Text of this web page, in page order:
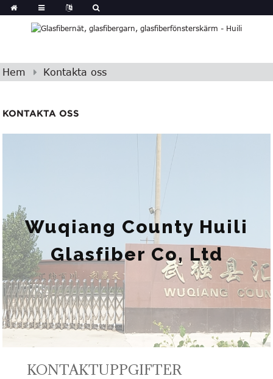
Hem Kontakta oss
KONTAKTA OSS
Wuqiang County Huili
Glasfiber Co, Ltd
KONTAKTUPPGIFTER